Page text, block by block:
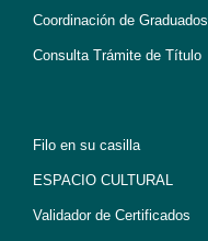
Coordinación de Graduados
Consulta Trámite de Título
Filo en su casilla
ESPACIO CULTURAL
Validador de Certificados